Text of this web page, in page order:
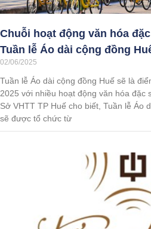
Chuỗi hoạt động văn hóa
Tuần lễ Áo dài cộng đồng
02/06/2025
Tuần lễ Áo dài cộng đồng Huế sẽ là
2025 với nhiều hoạt động văn hóa đặc
Sở VHTT TP Huế cho biết, Tuần lễ Áo
sẽ được tổ chức từ